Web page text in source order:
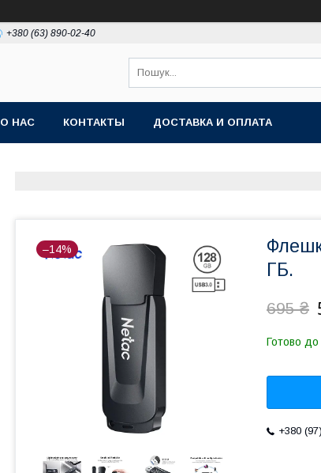
+380 (63) 890-02-40
О НАС КОНТАКТЫ ДОСТАВКА И ОПЛАТА
–14%
ГБ.
695 ₴
Готово до
+380